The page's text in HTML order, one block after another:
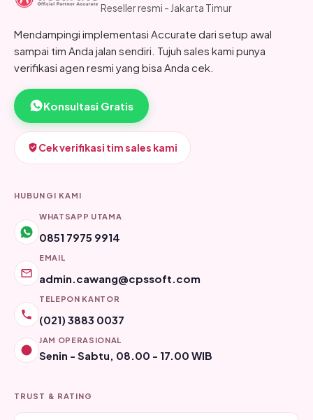
Reseller resmi - Jakarta Timur
Mendampingi implementasi Accurate dari setup awal
sampai tim Anda jalan sendiri. Tujuh sales kami punya
verifikasi agen resmi yang bisa Anda cek.
Konsultasi Gratis
Cek verifikasi tim sales kami
HUBUNGI KAMI
WHATSAPP UTAMA
0851 7975 9914
EMAIL
admin.cawang@cpssoft.com
TELEPON KANTOR
(021) 3883 0037
JAM OPERASIONAL
Senin - Sabtu, 08.00 - 17.00 WIB
TRUST & RATING